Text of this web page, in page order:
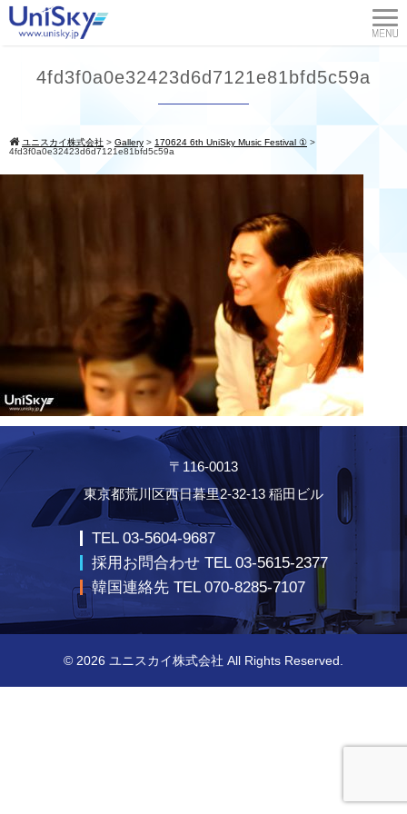
4fd3f0a0e32423d6d7121e81bfd5c59a
ユニスカイ株式会社 > Gallery > 170624 6th UniSky Music Festival ① >
4fd3f0a0e32423d6d7121e81bfd5c59a
〒116-0013
東京都荒川区西日暮里2-32-13 稲田ビル
TEL 03-5604-9687
採用お問合わせ TEL 03-5615-2377
韓国連絡先 TEL 070-8285-7107
© 2026 ユニスカイ株式会社 All Rights Reserved.